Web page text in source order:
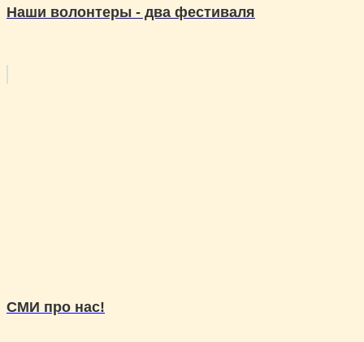
Наши волонтеры - два фестиваля
СМИ про нас!